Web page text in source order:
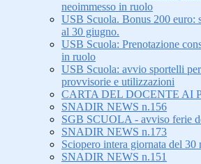
neoimmesso in ruolo
USB Scuola. Bonus 200 euro:
al 30 giugno.
USB Scuola: Prenotazione
in ruolo
USB Scuola: avvio sportelli
provvisorie e utilizzazioni
CARTA DEL DOCENTE AI
SNADIR NEWS n.156
SGB SCUOLA - avviso ferie
SNADIR NEWS n.173
Sciopero intera giornata del 30
SNADIR NEWS n.151